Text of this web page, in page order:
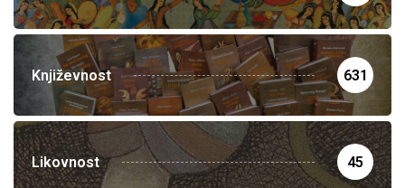
Književnost 631
Likovnost 45